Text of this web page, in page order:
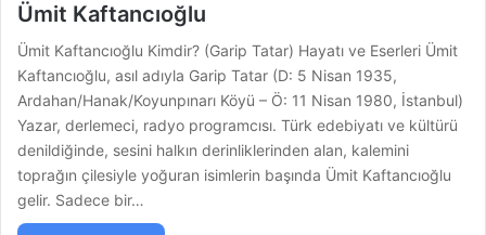
Ümit Kaftancıoğlu
Ümit Kaftancıoğlu Kimdir? (Garip Tatar) Hayatı ve Eserleri Ümit
Kaftancıoğlu, asıl adıyla Garip Tatar (D: 5 Nisan 1935,
Ardahan/Hanak/Koyunpınarı Köyü – Ö: 11 Nisan 1980, İstanbul)
Yazar, derlemeci, radyo programcısı. Türk edebiyatı ve kültürü
denildiğinde, sesini halkın derinliklerinden alan, kalemini
toprağın çilesiyle yoğuran isimlerin başında Ümit Kaftancıoğlu
gelir. Sadece bir…